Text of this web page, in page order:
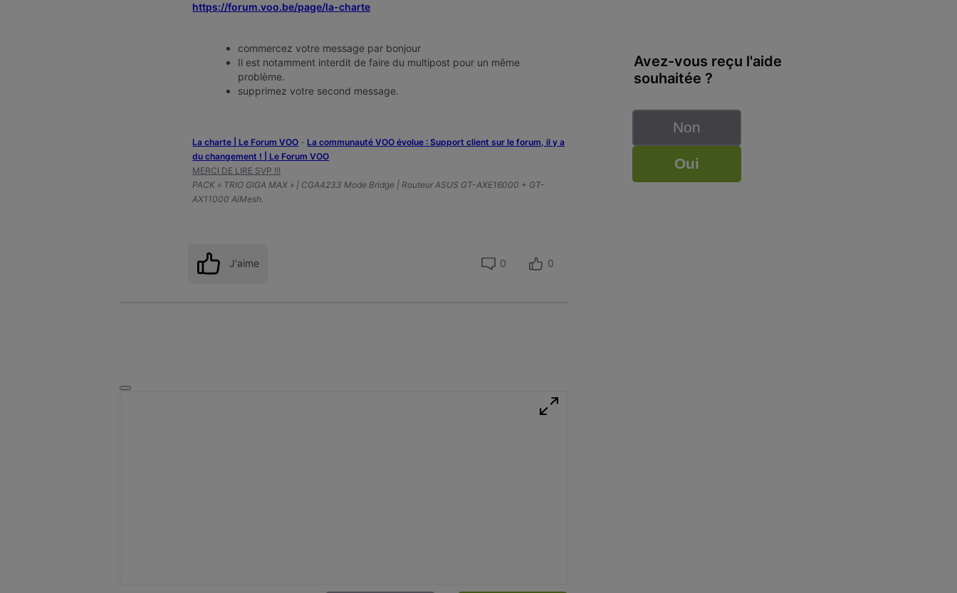
https://forum.voo.be/page/la-charte
commercez votre message par bonjour
Il est notamment interdit de faire du multipost pour un même
problème.
supprimez votre second message.
La charte | Le Forum VOO - ‎La communauté VOO évolue : Support client sur le forum, il y a
du changement ! | Le Forum VOO
MERCI DE LIRE SVP !!!
PACK « TRIO GIGA MAX » | CGA4233 Mode Bridge | Routeur ASUS GT-AXE16000 + GT-
AX11000 AiMesh.
J'aime 0 0
Avez-vous reçu l'aide
souhaitée ?
Non
Oui